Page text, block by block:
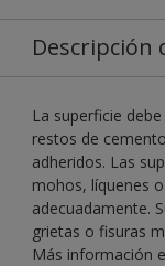
Descripción
La superficie
restos de
adheridos. Las
mohos, líquenes
adecuadamente.
grietas o fisuras
Más información